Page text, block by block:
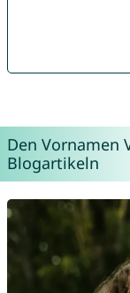
Den Vornamen
Blogartikeln